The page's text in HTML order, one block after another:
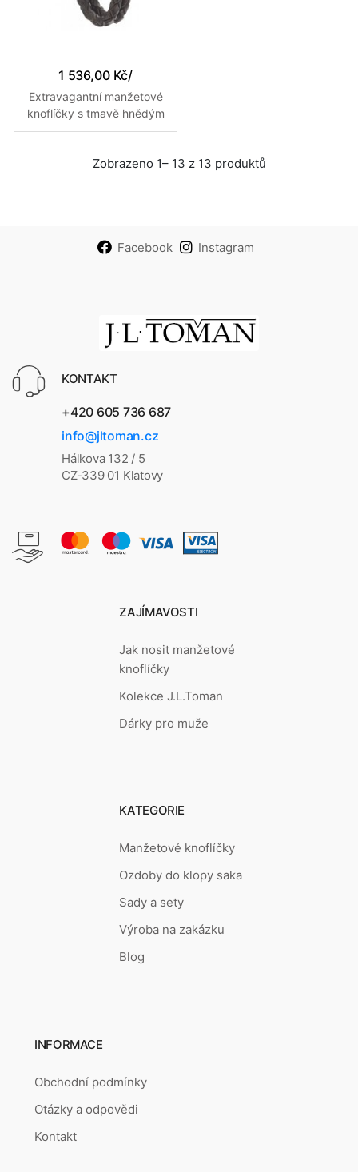
1 536,00 Kč/
Extravagantní manžetové
knoflíčky s tmavě hnědým
koženým páskem
Zobrazeno 1– 13 z 13 produktů
Facebook Instagram
KONTAKT
+420 605 736 687
info@jltoman.cz
Hálkova 132 / 5
CZ-339 01 Klatovy
ZAJÍMAVOSTI
Jak nosit manžetové
knoflíčky
Kolekce J.L.Toman
Dárky pro muže
KATEGORIE
Manžetové knoflíčky
Ozdoby do klopy saka
Sady a sety
Výroba na zakázku
Blog
INFORMACE
Obchodní podmínky
Otázky a odpovědi
Kontakt